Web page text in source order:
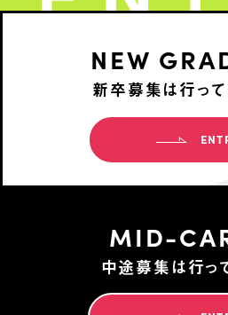
NEW
新卒募集は行って
MID-
中途募集は行っ